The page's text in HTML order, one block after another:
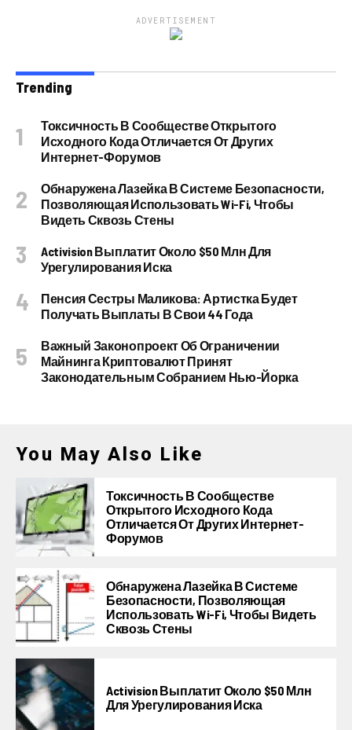
ADVERTISEMENT
Trending
Токсичность В Сообществе Открытого
Исходного Кода Отличается От Других
Интернет-Форумов
Обнаружена Лазейка В Системе Безопасности,
Позволяющая Использовать Wi-Fi, Чтобы
Видеть Сквозь Стены
Activision Выплатит Около $50 Млн Для
Урегулирования Иска
Пенсия Сестры Маликова: Артистка Будет
Получать Выплаты В Свои 44 Года
Важный Законопроект Об Ограничении
Майнинга Криптовалют Принят
Законодательным Собранием Нью-Йорка
You May Also Like
Токсичность В Сообществе
Открытого Исходного Кода
Отличается От Других Интернет-
Форумов
Обнаружена Лазейка В Системе
Безопасности, Позволяющая
Использовать Wi-Fi, Чтобы Видеть
Сквозь Стены
Activision Выплатит Около $50 Млн
Для Урегулирования Иска